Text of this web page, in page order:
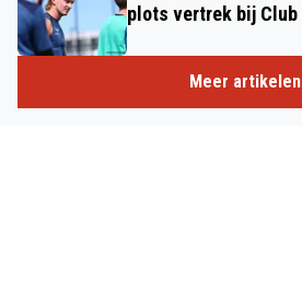
plots vertrek bij Club
Meer artikelen